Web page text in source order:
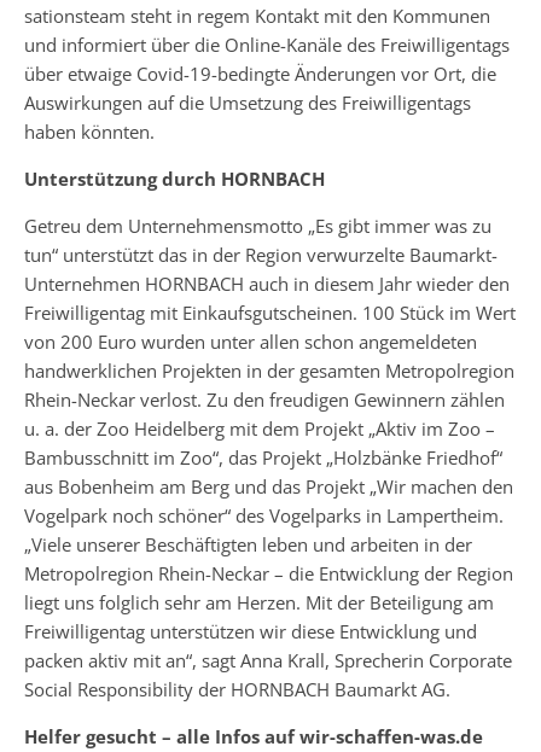
sationsteam steht in regem Kontakt mit den Kommunen
und informiert über die Online-Kanäle des Freiwilligentags
über etwaige Covid-19-bedingte Änderungen vor Ort, die
Auswirkungen auf die Umsetzung des Freiwilligentags
haben könnten.
Unterstützung durch HORNBACH
Getreu dem Unternehmensmotto „Es gibt immer was zu
tun“ unterstützt das in der Region verwurzelte Baumarkt-
Unternehmen HORNBACH auch in diesem Jahr wieder den
Freiwilligentag mit Einkaufs­gutscheinen. 100 Stück im Wert
von 200 Euro wurden unter allen schon angemeldeten
handwerklichen Projekten in der gesamten Metropol­region
Rhein-Neckar verlost. Zu den freudigen Gewinnern zählen
u. a. der Zoo Heidelberg mit dem Projekt „Aktiv im Zoo –
Bambusschnitt im Zoo“, das Projekt „Holzbänke Friedhof“
aus Bobenheim am Berg und das Projekt „Wir machen den
Vogelpark noch schöner“ des Vogelparks in Lampertheim.
„Viele unserer Beschäftigten leben und arbeiten in der
Metropolregion Rhein-Neckar – die Entwicklung der Region
liegt uns folglich sehr am Herzen. Mit der Beteiligung am
Freiwilligentag unterstützen wir diese Entwicklung und
packen aktiv mit an“, sagt Anna Krall, Sprecherin Corporate
Social Responsibility der HORNBACH Baumarkt AG.
Helfer gesucht – alle Infos auf wir-schaffen-was.de